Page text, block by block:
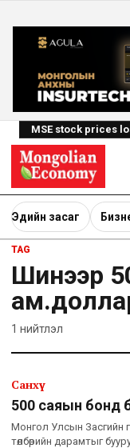
MSE stock prices
Эдийн засаг
TAG
Шинээр
1 нийтлэл
Санхүү
500 саяын бонд
Монгол Улсын Засгийн
төлбөрийн дарамтыг